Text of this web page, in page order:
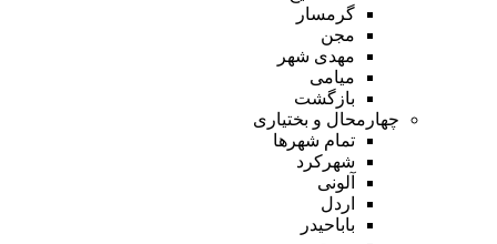
گرمسار
مجن
مهدی شهر
میامی
بازگشت
چهارمحال و بختیاری
تمام شهر‌ها
شهرکرد
آلونی
اردل
باباحیدر